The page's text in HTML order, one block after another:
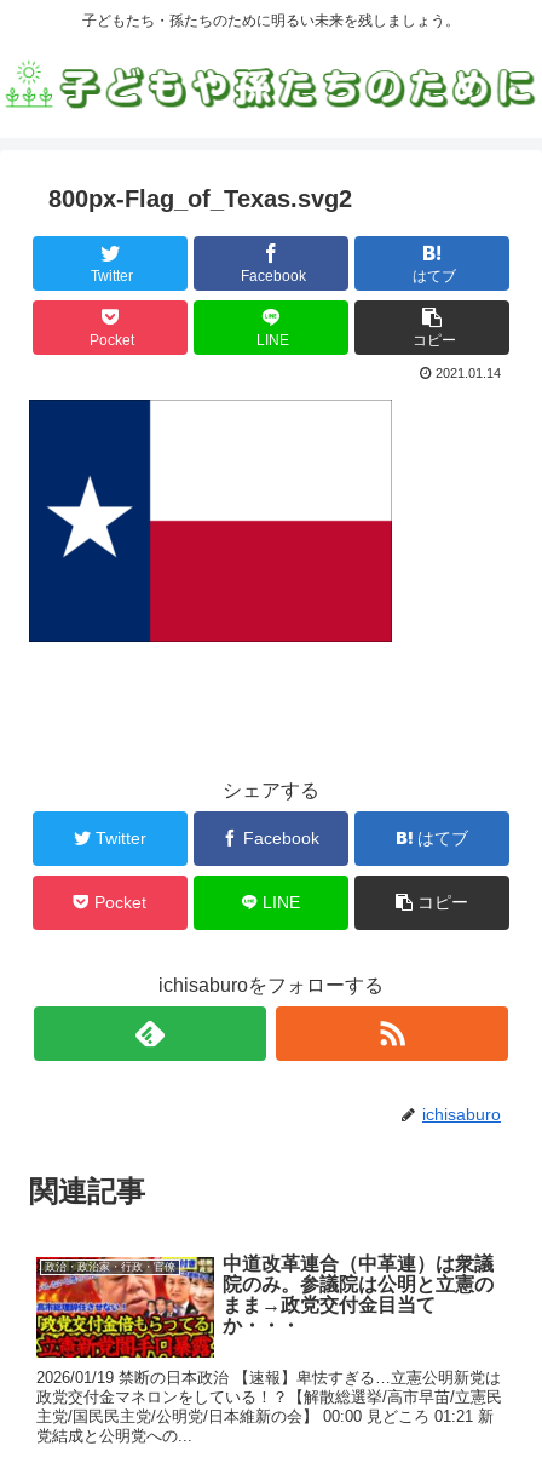
子どもたち・孫たちのために明るい未来を残しましょう。
800px-Flag_of_Texas.svg2
Twitter Facebook はてブ
Pocket LINE コピー
2021.01.14
シェアする
Twitter Facebook はてブ
Pocket LINE コピー
ichisaburoをフォローする
ichisaburo
関連記事
政治・政治家・行政・官僚
中道改革連合（中革連）は衆議
院のみ。参議院は公明と立憲の
まま→政党交付金目当て
か・・・
2026/01/19 禁断の日本政治 【速報】卑怯すぎる…立憲公明新党は
政党交付金マネロンをしている！？【解散総選挙/高市早苗/立憲民
主党/国民民主党/公明党/日本維新の会】 00:00 見どころ 01:21 新
党結成と公明党への...